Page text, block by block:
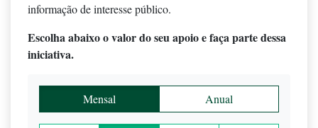
informação de interesse público.
Escolha abaixo o valor do seu apoio e faça parte dessa
iniciativa.
Mensal Anual